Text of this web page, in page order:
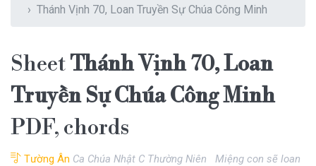
Thánh Vịnh 70, Loan Truyền Sự Chúa Công Minh
SheetThánh Vịnh 70, Loan
Truyền Sự Chúa Công Minh
PDF, chords
Tường Ân Ca Chúa Nhật C Thường Niên Miệng con sẽ loan